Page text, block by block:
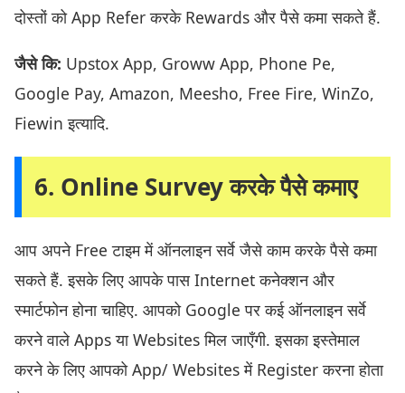
दोस्तों को App Refer करके Rewards और पैसे कमा सकते हैं.
जैसे कि: Upstox App, Groww App, Phone Pe,
Google Pay, Amazon, Meesho, Free Fire, WinZo,
Fiewin इत्यादि.
6. Online Survey करके पैसे कमाए
आप अपने Free टाइम में ऑनलाइन सर्वे जैसे काम करके पैसे कमा
सकते हैं. इसके लिए आपके पास Internet कनेक्शन और
स्मार्टफोन होना चाहिए. आपको Google पर कई ऑनलाइन सर्वे
करने वाले Apps या Websites मिल जाएँगी. इसका इस्तेमाल
करने के लिए आपको App/ Websites में Register करना होता